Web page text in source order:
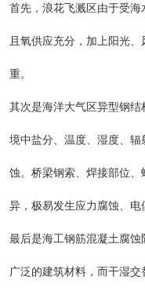
首先，浪花飞溅区由于受海
且氧供应充分，加上阳光
重。
其次是海洋大气区异型钢
境中盐分、温度、湿度、
蚀。桥梁钢索、焊接部位
异，极易发生应力腐蚀、电
最后是海工钢筋混凝土腐
广泛的建筑材料，而干湿